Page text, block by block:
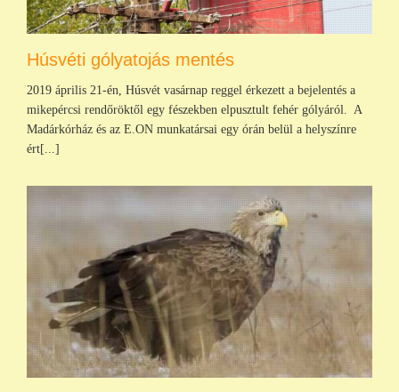
Húsvéti gólyatojás mentés
2019 április 21-én, Húsvét vasárnap reggel érkezett a bejelentés a
mikepércsi rendőröktől egy fészekben elpusztult fehér gólyáról. A
Madárkórház és az E.ON munkatársai egy órán belül a helyszínre
ért[...]